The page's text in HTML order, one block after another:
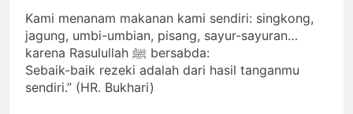
Kami menanam makanan kami sendiri: singkong,
jagung, umbi-umbian, pisang, sayur-sayuran…
karena Rasulullah ﷺ bersabda:
Sebaik-baik rezeki adalah dari hasil tanganmu
sendiri.” (HR. Bukhari)